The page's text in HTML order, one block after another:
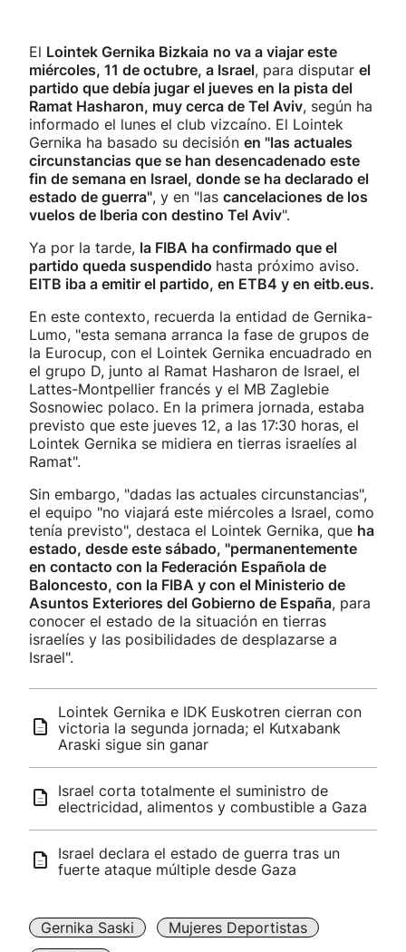
El Lointek Gernika Bizkaia no va a viajar este
miércoles, 11 de octubre, a Israel, para disputar el
partido que debía jugar el jueves en la pista del
Ramat Hasharon, muy cerca de Tel Aviv, según ha
informado el lunes el club vizcaíno. El Lointek
Gernika ha basado su decisión en "las actuales
circunstancias que se han desencadenado este
fin de semana en Israel, donde se ha declarado el
estado de guerra", y en "las cancelaciones de los
vuelos de Iberia con destino Tel Aviv".
Ya por la tarde, la FIBA ha confirmado que el
partido queda suspendido hasta próximo aviso.
EITB iba a emitir el partido, en ETB4 y en eitb.eus.
En este contexto, recuerda la entidad de Gernika-
Lumo, "esta semana arranca la fase de grupos de
la Eurocup, con el Lointek Gernika encuadrado en
el grupo D, junto al Ramat Hasharon de Israel, el
Lattes-Montpellier francés y el MB Zaglebie
Sosnowiec polaco. En la primera jornada, estaba
previsto que este jueves 12, a las 17:30 horas, el
Lointek Gernika se midiera en tierras israelíes al
Ramat".
Sin embargo, "dadas las actuales circunstancias",
el equipo "no viajará este miércoles a Israel, como
tenía previsto", destaca el Lointek Gernika, que ha
estado, desde este sábado, "permanentemente
en contacto con la Federación Española de
Baloncesto, con la FIBA y con el Ministerio de
Asuntos Exteriores del Gobierno de España, para
conocer el estado de la situación en tierras
israelíes y las posibilidades de desplazarse a
Israel".
Lointek Gernika e IDK Euskotren cierran con
victoria la segunda jornada; el Kutxabank
Araski sigue sin ganar
Israel corta totalmente el suministro de
electricidad, alimentos y combustible a Gaza
Israel declara el estado de guerra tras un
fuerte ataque múltiple desde Gaza
Gernika Saski
Mujeres Deportistas